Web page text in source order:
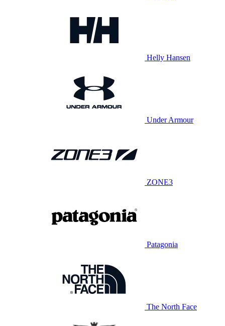
Helly Hansen
Under Armour
ZONE3
Patagonia
The North Face